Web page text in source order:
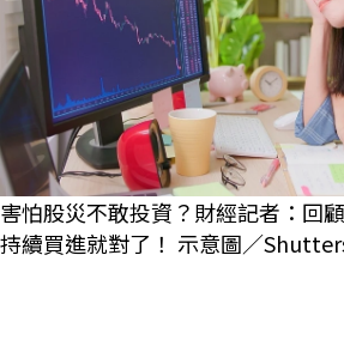
害怕股災不敢投資？財經記者：回
持續買進就對了！ 示意圖／